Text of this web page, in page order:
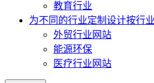
教育行业
为不同的行业定制设计按行
外贸行业网站
能源环保
医疗行业网站